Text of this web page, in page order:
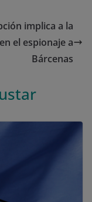
implica a la
el espionaje a
Bárcenas